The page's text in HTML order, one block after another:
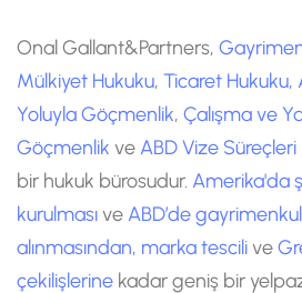
Onal Gallant&Partners,
Mülkiyet Hukuku, Ticaret Hukuku,
Yoluyla Göçmenlik, Çalışma ve
Göçmenlik ve ABD Vize Süreçleri
bir hukuk bürosudur. Amerika'da
kurulmasıve ABD’de
alınmasından, marka tescilive
çekilişlerine kadar geniş bir